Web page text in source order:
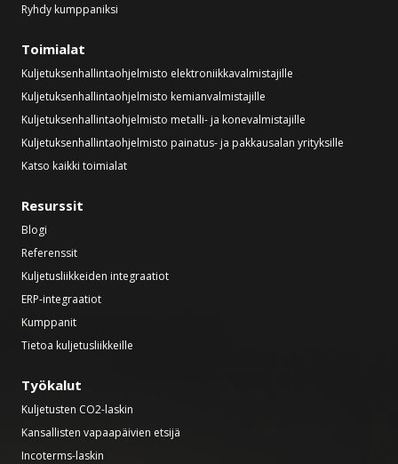
Ryhdy kumppaniksi
Toimialat
Kuljetuksenhallintaohjelmisto elektroniikkavalmistajille
Kuljetuksenhallintaohjelmisto kemianvalmistajille
Kuljetuksenhallintaohjelmisto metalli- ja konevalmistajille
Kuljetuksenhallintaohjelmisto painatus- ja pakkausalan yrityksille
Katso kaikki toimialat
Resurssit
Blogi
Referenssit
Kuljetusliikkeiden integraatiot
ERP-integraatiot
Kumppanit
Tietoa kuljetusliikkeille
Työkalut
Kuljetusten CO2-laskin
Kansallisten vapaapäivien etsijä
Incoterms-laskin